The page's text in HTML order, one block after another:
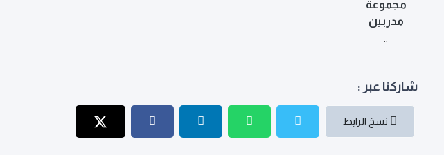
مجموعة
مدربين
..
شاركنا عبر :
نسخ الرابط